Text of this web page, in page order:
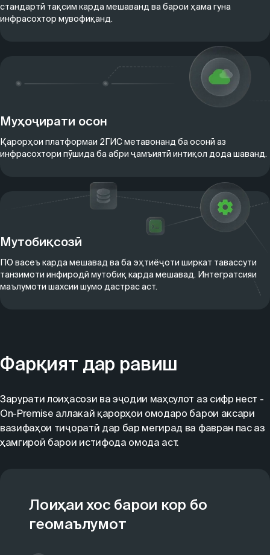
стандартӣ тақсим карда мешаванд ва барои ҳама гуна
инфрасохтор мувофиқанд.
Муҳоҷирати осон
Қарорҳои платформаи 2ГИС метавонанд ба осонӣ аз
инфрасохтори пӯшида ба абри ҷамъиятӣ интиқол дода шаванд.
Мутобиқсозӣ
ПО васеъ карда мешавад ва ба эҳтиёҷоти ширкат тавассути
танзимоти инфиродӣ мутобиқ карда мешавад. Интегратсияи
маълумоти шахсии шумо дастрас аст.
Фарқият дар равиш
Зарурати лоиҳасози ва эҷодии маҳсулот аз сифр нест -
On-Premise аллакай қарорҳои омодаро барои аксари
вазифаҳои тиҷоратӣ дар бар мегирад ва фавран пас аз
ҳамгироӣ барои истифода омода аст.
Лоиҳаи хос барои кор бо
геомаълумот